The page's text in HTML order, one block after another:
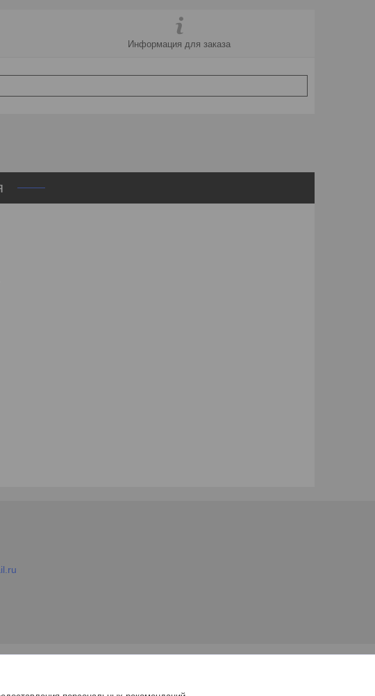
Информация для заказа